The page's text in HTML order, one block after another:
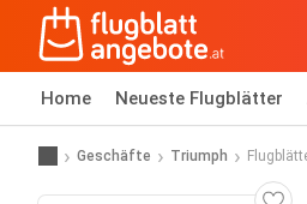
Home Neueste Flugblätter
Geschäfte Triumph